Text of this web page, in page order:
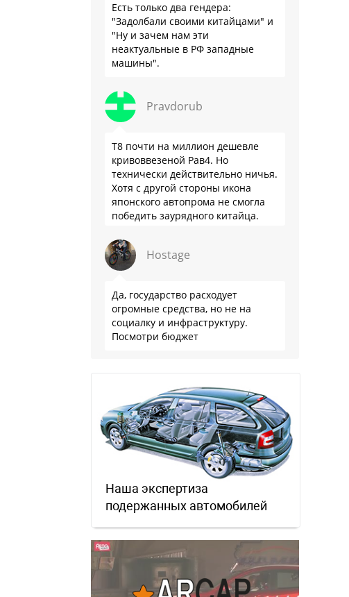
Есть только два гендера:
"Задолбали своими китайцами" и
"Ну и зачем нам эти
неактуальные в РФ западные
машины".
Pravdorub
Т8 почти на миллион дешевле
кривоввезеной Рав4. Но
технически действительно ничья.
Хотя с другой стороны икона
японского автопрома не смогла
победить заурядного китайца.
Hostage
Да, государство расходует
огромные средства, но не на
социалку и инфраструктуру.
Посмотри бюджет
Наша экспертиза
подержанных автомобилей